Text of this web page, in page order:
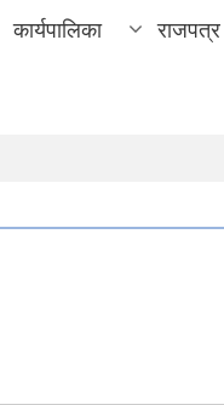
कार्यपालिका राजपत्र